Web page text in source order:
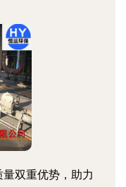
双重优势，助力